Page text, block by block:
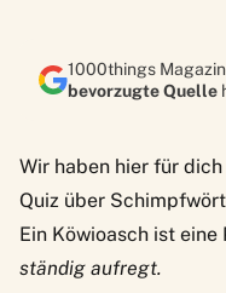
1000things
bevorzugte Quelle
Wir haben hier für
Quiz über
Ein Köwioasch ist eine
ständig aufregt.